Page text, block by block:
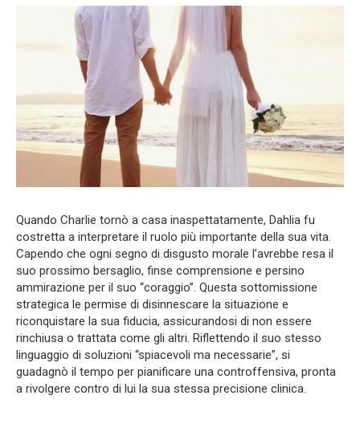
Quando Charlie tornò a casa inaspettatamente, Dahlia fu
costretta a interpretare il ruolo più importante della sua vita.
Capendo che ogni segno di disgusto morale l’avrebbe resa il
suo prossimo bersaglio, finse comprensione e persino
ammirazione per il suo “coraggio”. Questa sottomissione
strategica le permise di disinnescare la situazione e
riconquistare la sua fiducia, assicurandosi di non essere
rinchiusa o trattata come gli altri. Riflettendo il suo stesso
linguaggio di soluzioni “spiacevoli ma necessarie”, si
guadagnò il tempo per pianificare una controffensiva, pronta
a rivolgere contro di lui la sua stessa precisione clinica.